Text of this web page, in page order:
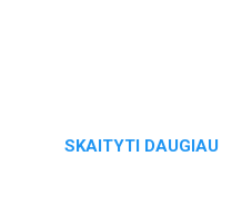
SKAITYTI DAUGIAU